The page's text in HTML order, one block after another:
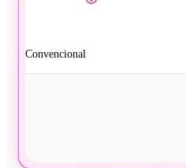
Convencional